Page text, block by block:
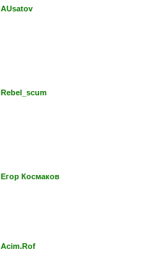
AUsatov
Rebel_scum
Егор Космаков
Acim.Rof